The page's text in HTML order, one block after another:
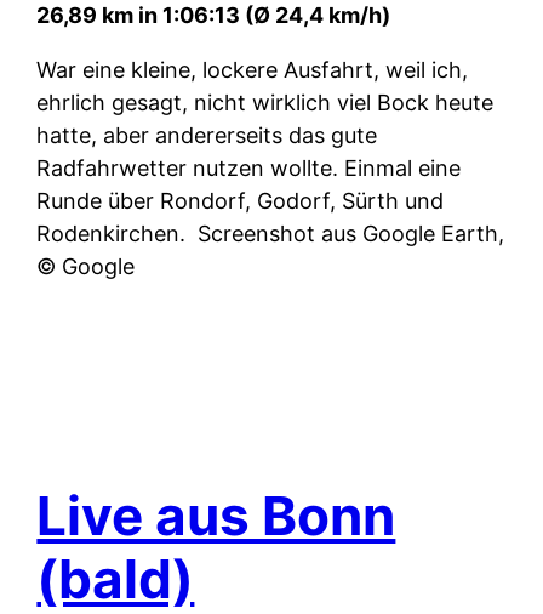
26,89 km in 1:06:13 (Ø 24,4 km/h)
War eine kleine, lockere Ausfahrt, weil ich,
ehrlich gesagt, nicht wirklich viel Bock heute
hatte, aber andererseits das gute
Radfahrwetter nutzen wollte. Einmal eine
Runde über Rondorf, Godorf, Sürth und
Rodenkirchen. Screenshot aus Google Earth,
© Google
Live aus Bonn
(bald)